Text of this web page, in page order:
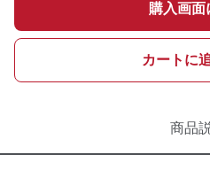
購入画面
カートに
商品